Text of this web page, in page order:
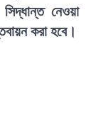
নেওয়া
করা হবে।